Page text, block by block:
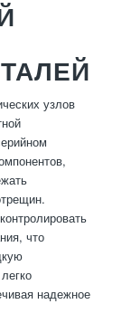
узлов
что
надежное